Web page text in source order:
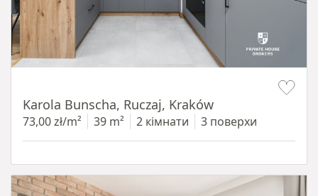
Karola Bunscha, Ruczaj, Kraków
73,00 zł/m² 39 m² 2 кімнати 3 поверхи